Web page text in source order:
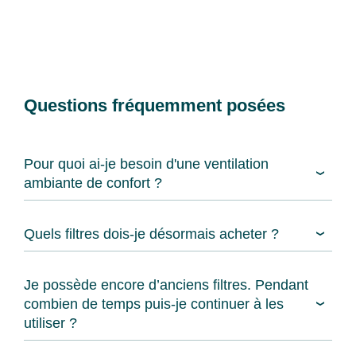
Questions fréquemment posées
Pour quoi ai-je besoin d'une ventilation
ambiante de confort ?
Quels filtres dois-je désormais acheter ?
Je possède encore d’anciens filtres. Pendant
combien de temps puis-je continuer à les
utiliser ?